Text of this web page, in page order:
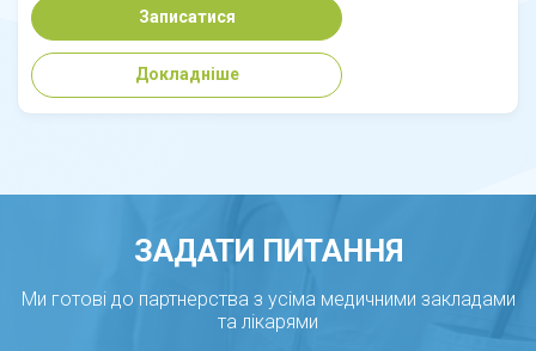
Записатися
Докладніше
ЗАДАТИ ПИТАННЯ
Ми готові до партнерства з усіма медичними закладами
та лікарями